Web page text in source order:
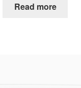
Read more